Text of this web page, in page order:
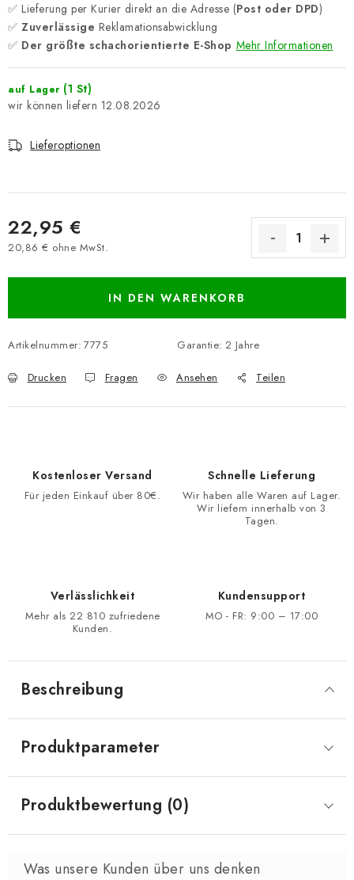
✅ Lieferung per Kurier direkt an die Adresse (Post oder DPD)
✅ Zuverlässige Reklamationsabwicklung
✅ Der größte schachorientierte E-Shop Mehr Informationen
auf Lager (1 St)
12.08.2026
Lieferoptionen
22,95 €
20,86 € ohne MwSt.
IN DEN WARENKORB
Artikelnummer: 7775 Garantie: 2 Jahre
Drucken Fragen Ansehen Teilen
Kostenloser Versand
Für jeden Einkauf über 80€.
Schnelle Lieferung
Wir haben alle Waren auf Lager.
Wir liefern innerhalb von 3
Tagen.
Verlässlichkeit
Mehr als 22 810 zufriedene
Kunden.
Kundensupport
MO - FR: 9:00 – 17:00
Beschreibung
Produktparameter
Produktbewertung (0)